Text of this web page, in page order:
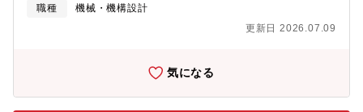
職種
機械・機構設計
更新日 2026.07.09
気になる